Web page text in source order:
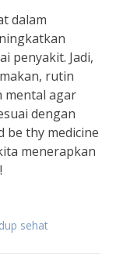
dalam
penyakit. Jadi,
rutin
mental agar
dengan
be thy medicine
menerapkan
sehat